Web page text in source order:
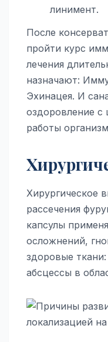
линимент.
После
пройти курс
лечения
назначают:
Эхинацея. И
оздоровление с
работы
Хирургическое
рассечения
капсулы
осложнений,
здоровые
абсцессы в